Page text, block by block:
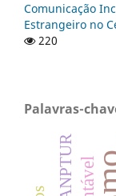
Comunicação
Estrangeiro no
220
Palavras-
ANPTUR